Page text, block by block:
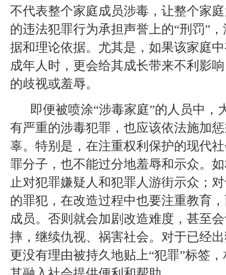
不代表整个家庭成员涉毒，让整个家
的违法犯罪行为承担声誉上的“刑罚”
据和理论依据。尤其是，如果该家庭
成年人时，更会给其成长带来不利影
的歧视或羞辱。
即便被喷涂“涉毒家庭”的人员中，
有严重的涉毒犯罪，也应该依法施加
辜。特别是，在注重权利保护的现代
罪分子，也不能过分地羞辱和示众。
止对犯罪嫌疑人和犯罪人游街示众；
的罪犯，在改造过程中也要注重教育
成员。否则就会加剧改造难度，甚至
摔，继续仇视、祸害社会。对于已经
更没有理由被持久地贴上“犯罪”标签